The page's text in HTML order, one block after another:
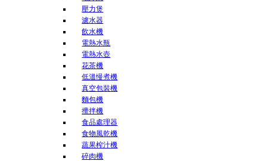
壓力煲
濾水器
飲水機
電熱水瓶
電熱水壺
花茶機
低溫慢煮機
真空包裝機
麵包機
攪拌機
食品處理器
食物風乾機
蔬果榨汁機
碎肉機